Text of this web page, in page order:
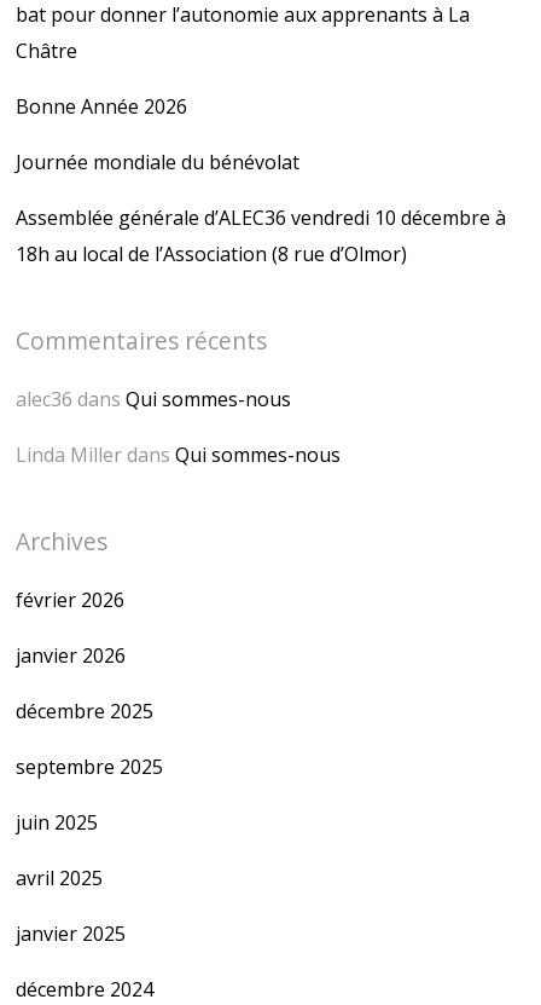
n
t
r
e
)
bat pour donner l’autonomie aux apprenants à La
Châtre
Bonne Année 2026
Journée mondiale du bénévolat
Assemblée générale d’ALEC36 vendredi 10 décembre à
18h au local de l’Association (8 rue d’Olmor)
Commentaires récents
alec36 dansQui sommes-nous
Linda MillerdansQui sommes-nous
Archives
février 2026
janvier 2026
décembre 2025
septembre 2025
juin 2025
avril 2025
janvier 2025
décembre 2024